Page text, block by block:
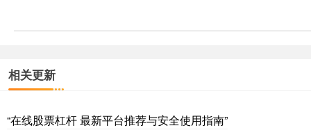
相关更新
“在线股票杠杆 最新平台推荐与安全使用指南”